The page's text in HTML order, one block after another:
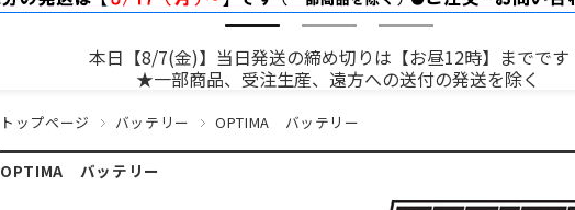
本日【8/7(金)】当日発送の締め切りは【お昼12時】までです
★一部商品、受注生産、遠方への送付の発送を除く
トップページ バッテリー OPTIMA バッテリー
OPTIMA バッテリー